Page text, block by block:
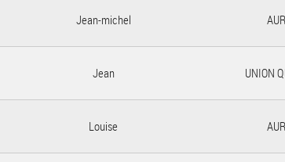
Jean-michel
Jean UNION
Louise